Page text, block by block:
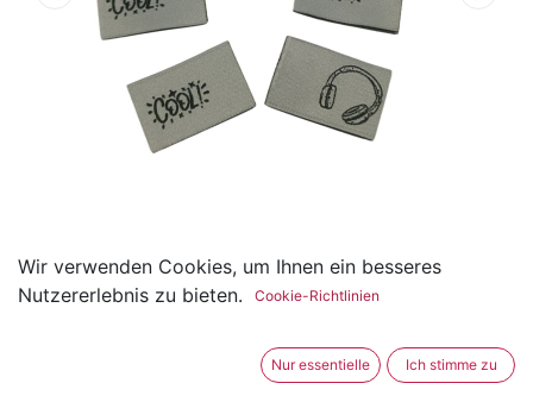
Weblabel zum Einnähen
Kopfhörer / Cool 20 x 30mm
Wir verwenden Cookies, um Ihnen ein besseres
Nutzererlebnis zu bieten.
Cookie-Richtlinien
Nur essentielle Ich stimme zu